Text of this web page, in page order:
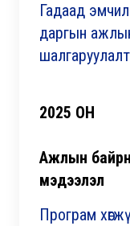
Гадаад
даргын
2025 ОН
Ажлын
мэдээлэл
Програм